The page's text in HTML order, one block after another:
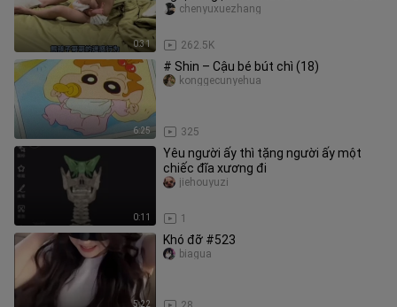
0:31
bú"
262.5K
chenyuxuezhang
6:25
# Shin – Cậu bé bút chì (18)
325
konggecunyehua
0:11
Yêu người ấy thì tặng người ấy một
chiếc đĩa xương đi
1
jiehouyuzi
5:22
Khó đỡ #523
biagua